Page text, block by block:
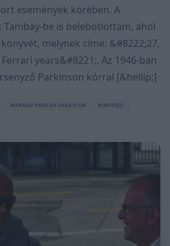
események körében. A
be is belebotlottam, ahol
melynek címe: &#8222;27,
years&#8221;. Az 1946-ban
Parkinson kórral [&hellip;]
#GRAND PRIX DE L’AGE D’OR
#INTERJÚ